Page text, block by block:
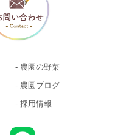
- 農園の野菜
- 農園ブログ
- 採用情報